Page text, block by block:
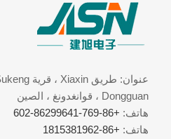
Dongguan ، قوانغدونغ ، الصين
هاتف: +86-769-86299641-602
هاتف: +86-1815381962